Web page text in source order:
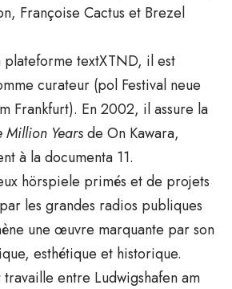
Françoise Cactus et Brezel
textXTND, il est
curateur (pol Festival neue
Frankfurt). En 2002, il assure la
Million Yearsde On Kawara,
à la documenta 11.
hörspiele primés et de projets
les grandes radios publiques
une œuvre marquante par son
esthétique et historique.
entre Ludwigshafen am